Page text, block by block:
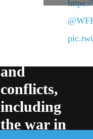
and
conflicts,
including
the war in